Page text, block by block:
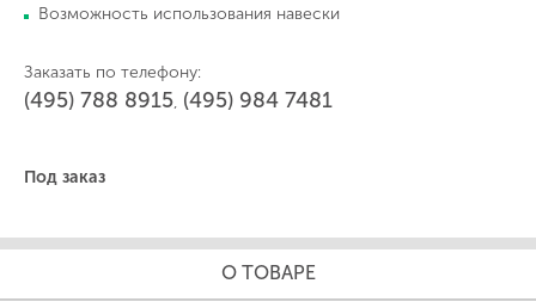
Возможность использования навески
Заказать по телефону:
(495) 788 8915, (495) 984 7481
Под заказ
О ТОВАРЕ